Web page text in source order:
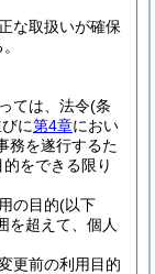
な取扱いが確保
ては、法令(条
に第4章におい
務を遂行するた
をできる限り
の目的(以下
を超えて、個人
更前の利用目的